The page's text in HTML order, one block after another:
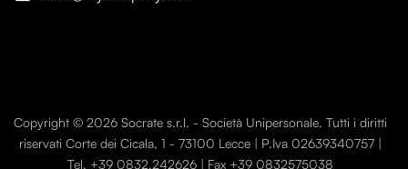
Copyright © 2026 Socrate s.r.l. - Società Unipersonale. Tutti i diritti
riservati Corte dei Cicala, 1 - 73100 Lecce | P.Iva 02639340757 |
Tel. +39 0832.242626 | Fax +39 0832575038